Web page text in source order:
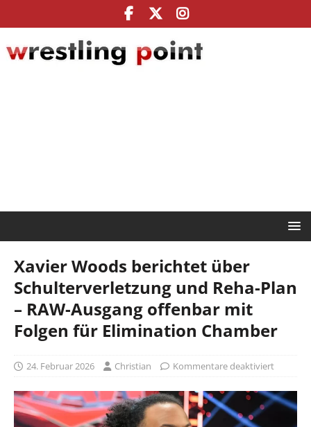
Xavier Woods berichtet über
Schulterverletzung und Reha-Plan
– RAW-Ausgang offenbar mit
Folgen für Elimination Chamber
24. Februar 2026 Christian Kommentare deaktiviert